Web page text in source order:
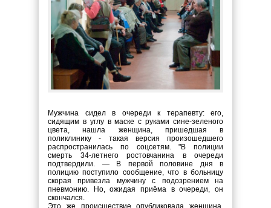
Мужчина сидел в очереди к терапевту: его,
сидящим в углу в маске с руками сине-зеленого
цвета, нашла женщина, пришедшая в
поликлинику - такая версия произошедшего
распространилась по соцсетям. "В полиции
смерть 34-летнего ростовчанина в очереди
подтвердили. — В первой половине дня в
полицию поступило сообщение, что в больницу
скорая привезла мужчину с подозрением на
пневмонию. Но, ожидая приёма в очереди, он
скончался.
Это же происшествие опубликовала женщина,